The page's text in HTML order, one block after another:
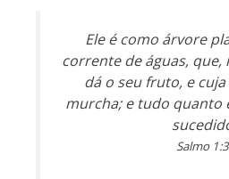
Ele é como árvore
corrente de águas,
dá o seu fruto, e
murcha; e tudo quanto
Salmo 1:3